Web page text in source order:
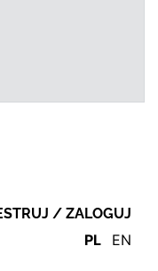
/ ZALOGUJ
PL EN